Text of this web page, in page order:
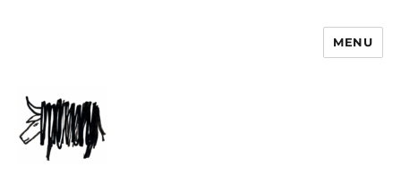
MENU